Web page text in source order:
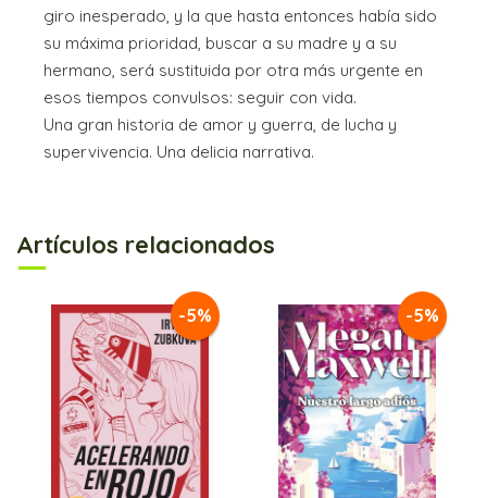
giro inesperado, y la que hasta entonces había sido
su máxima prioridad, buscar a su madre y a su
hermano, será sustituida por otra más urgente en
esos tiempos convulsos: seguir con vida.
Una gran historia de amor y guerra, de lucha y
supervivencia. Una delicia narrativa.
Artículos relacionados
-5% -5%